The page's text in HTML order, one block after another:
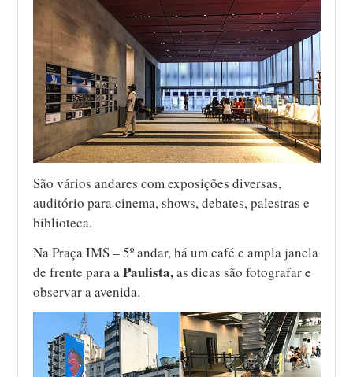
São vários andares com exposições diversas,
auditório para cinema, shows, debates, palestras e
biblioteca.
Na Praça IMS – 5º andar, há um café e ampla janela
de frente para aPaulista,as dicas são fotografar e
observar a avenida.